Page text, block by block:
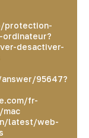
protection-
desactiver-
95647?
fr-
latest/web-